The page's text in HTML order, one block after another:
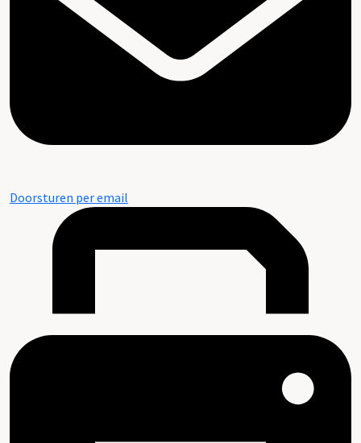
Doorsturen per email